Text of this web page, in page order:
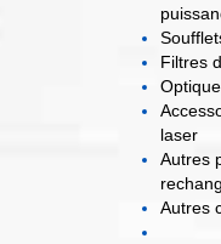
Filtres
laser
Autres
Autres